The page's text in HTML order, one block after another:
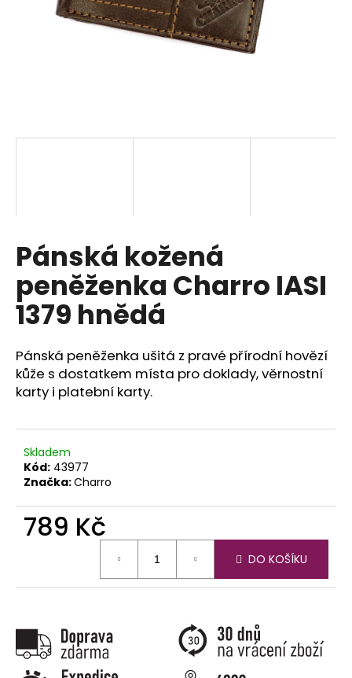
Pánská kožená
peněženka Charro IASI
1379 hnědá
Pánská peněženka ušitá z pravé přírodní hovězí
kůže s dostatkem místa pro doklady, věrnostní
karty i platební karty.
Skladem
Kód: 43977
Značka:Charro
789 Kč
DO KOŠÍKU
D
o
p
o
r
č
u
j
m